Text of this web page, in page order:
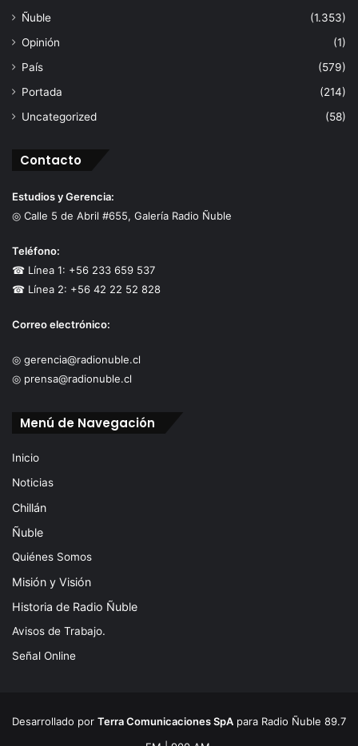
Ñuble
(1.353)
Opinión
(1)
País
(579)
Portada
(214)
Uncategorized
(58)
Contacto
Estudios y Gerencia:
◎ Calle 5 de Abril #655, Galería Radio Ñuble
Teléfono:
☎ Línea 1: +56 233 659 537
☎ Línea 2: +56 42 22 52 828
Correo electrónico:
◎ gerencia@radionuble.cl
◎ prensa@radionuble.cl
Menú de Navegación
Inicio
Noticias
Chillán
Ñuble
Quiénes Somos
Misión y Visión
Historia de Radio Ñuble
Avisos de Trabajo.
Señal Online
Desarrollado por Terra Comunicaciones SpA para Radio Ñuble 89.7